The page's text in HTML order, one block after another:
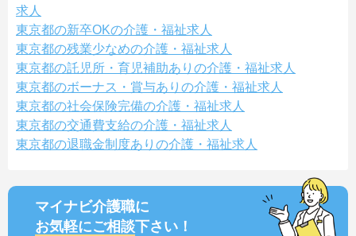
求人
東京都の新卒OKの介護・福祉求人
東京都の残業少なめの介護・福祉求人
東京都の託児所・育児補助ありの介護・福祉求人
東京都のボーナス・賞与ありの介護・福祉求人
東京都の社会保険完備の介護・福祉求人
東京都の交通費支給の介護・福祉求人
東京都の退職金制度ありの介護・福祉求人
マイナビ介護職に
お気軽にご相談下さい！